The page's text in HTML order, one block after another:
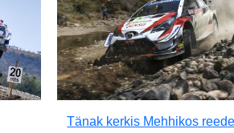
Tänak kerkis Mehhikos